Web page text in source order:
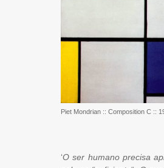
Piet Mondrian :: Composition C ::
‘O ser humano precisa